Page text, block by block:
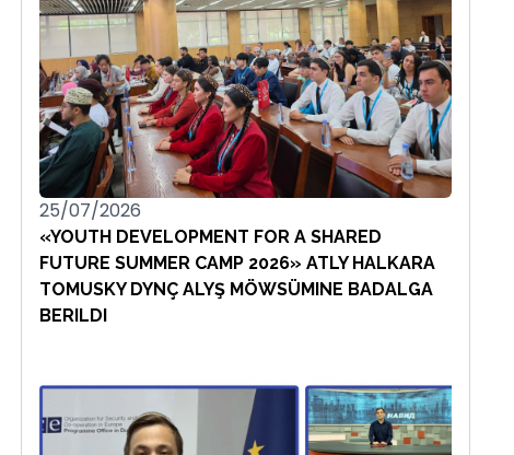
25/07/2026
«YOUTH DEVELOPMENT FOR A SHARED
FUTURE SUMMER CAMP 2026» ATLY HALKARA
TOMUSKY DYNÇ ALYŞ MÖWSÜMINE BADALGA
BERILDI